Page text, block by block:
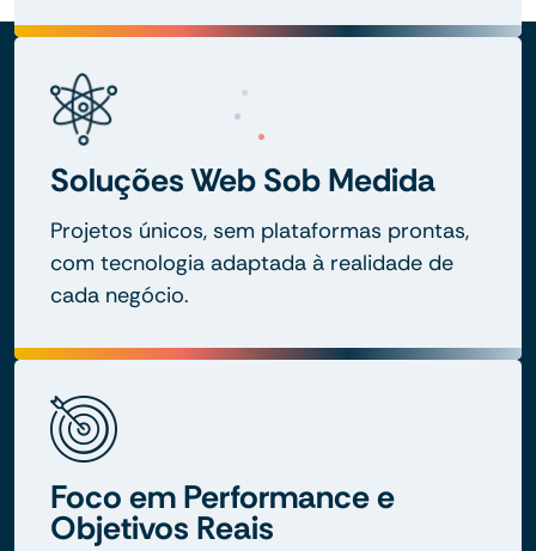
Soluções Web Sob Medida
Projetos únicos, sem plataformas prontas,
com tecnologia adaptada à realidade de
cada negócio.
Foco em Performance e
Objetivos Reais